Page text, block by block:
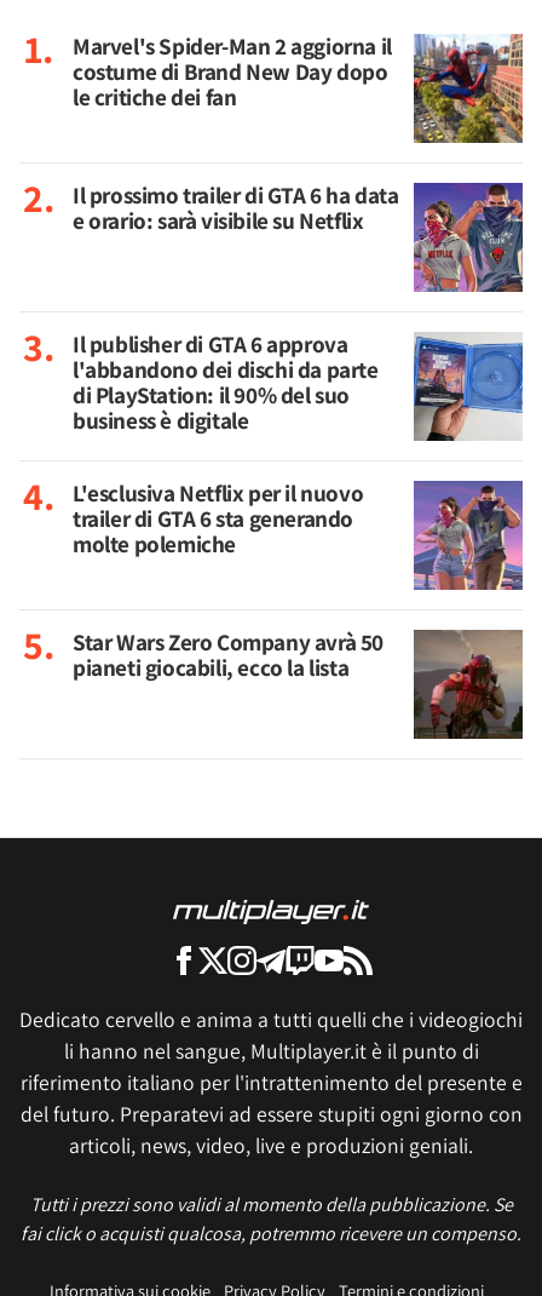
Marvel's Spider-Man 2 aggiorna il
costume di Brand New Day dopo
le critiche dei fan
Il prossimo trailer di GTA 6 ha data
e orario: sarà visibile su Netflix
Il publisher di GTA 6 approva
l'abbandono dei dischi da parte
di PlayStation: il 90% del suo
business è digitale
L'esclusiva Netflix per il nuovo
trailer di GTA 6 sta generando
molte polemiche
Star Wars Zero Company avrà 50
pianeti giocabili, ecco la lista
Dedicato cervello e anima a tutti quelli che i videogiochi
li hanno nel sangue, Multiplayer.it è il punto di
riferimento italiano per l'intrattenimento del presente e
del futuro. Preparatevi ad essere stupiti ogni giorno con
articoli, news, video, live e produzioni geniali.
Tutti i prezzi sono validi al momento della pubblicazione. Se
fai click o acquisti qualcosa, potremmo ricevere un compenso.
Informativa sui cookie Privacy Policy Termini e condizioni